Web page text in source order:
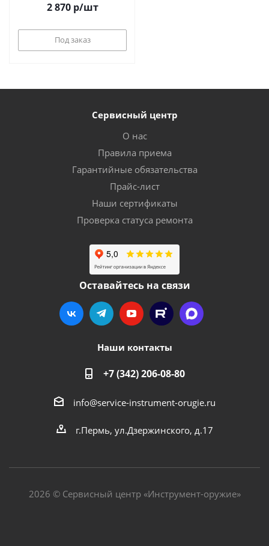
2 870р/шт
Под заказ
Сервисный центр
О нас
Правила приема
Гарантийные обязательства
Прайс-лист
Наши сертификаты
Проверка статуса ремонта
Оставайтесь на связи
Наши контакты
+7 (342) 206-08-80
info@service-instrument-orugie.ru
г.Пермь, ул.Дзержинского, д.17
2026 © Сервисный центр «Инструмент-оружие»